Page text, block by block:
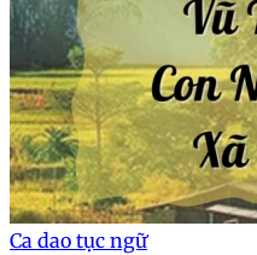
Ca dao tục ngữ